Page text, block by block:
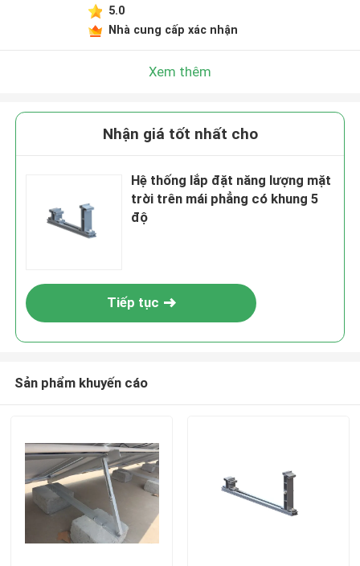
5.0
Nhà cung cấp xác nhận
Xem thêm
Nhận giá tốt nhất cho
Hệ thống lắp đặt năng lượng mặt
trời trên mái phẳng có khung 5
độ
Tiếp tục
Sản phẩm khuyến cáo